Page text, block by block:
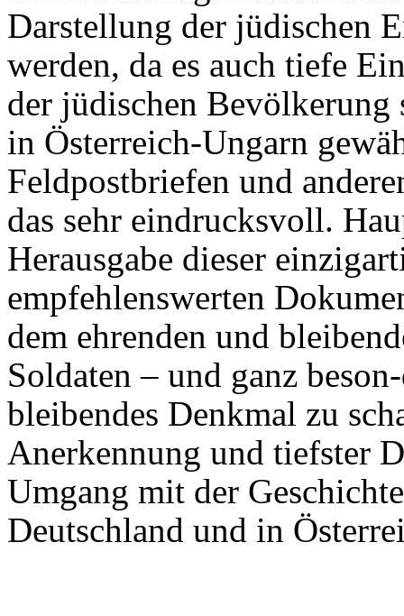
Darstellung der jüdischen
werden, da es auch tiefe
der jüdischen
in Österreich-Ungarn
Feldpostbriefen und
das sehr eindrucksvoll.
Herausgabe dieser
empfehlenswerten
dem ehrenden und
Soldaten – und ganz
bleibendes Denkmal zu
Anerkennung und tiefster
Umgang mit der
Deutschland und in